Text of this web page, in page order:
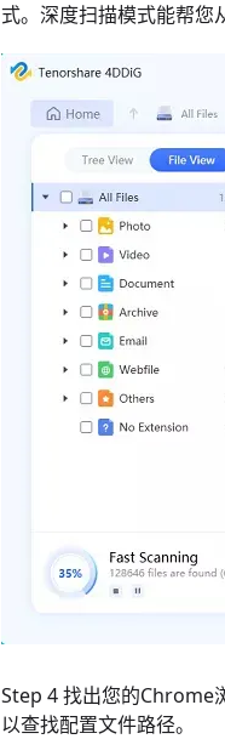
式。深度扫描模式能帮您
Step 4 找出您的Chrome
以查找配置文件路径。